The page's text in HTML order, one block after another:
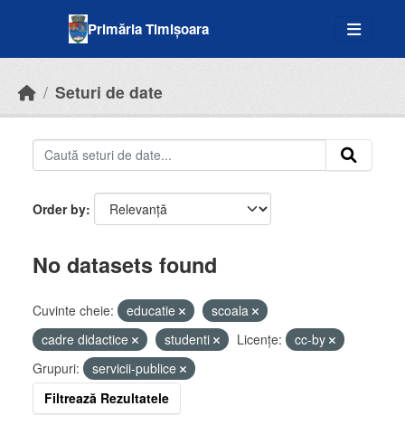
Primăria Timișoara
Seturi de date
Order by
No datasets found
Cuvinte cheie: educatie
scoala
cadre didactice
studenti Licenţe:
cc-by
Grupuri:
servicii-publice
Filtrează Rezultatele